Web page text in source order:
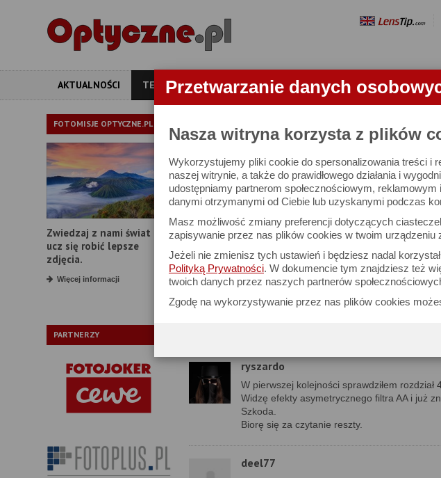
Przetwarzanie danych
Nasza witryna korzysta z plików
Wykorzystujemy pliki cookie do spersonalizowania treści i
naszej witrynie, a także do prawidłowego działania i
udostępniamy partnerom społecznościowym,
danymi otrzymanymi od Ciebie lub uzyskanymi podczas
Masz możliwość zmiany preferencji dotyczących
zapisywanie przez nas plików cookies w twoim
Jeżeli nie zmienisz tych ustawień i będziesz nadal
Polityką Prywatności. W dokumencie tym znajdziesz też
twoich danych przez naszych partnerów
Zgodę na wykorzystywanie przez nas plików cookies
AKTUALNOŚCI TESTY ARTYKUŁY APARATY OBIEKTYWY LORNETKI
FOTOMISJE OPTYCZNE.PL
Zwiedzaj z nami świat i
ucz się robić lepsze
zdjęcia.
Więcej informacji
PARTNERZY
TEST APARATU
Canon EOS R5 Mark II - test
31 marca 2025
KOMENTARZE CZYTELNIKÓW (73)
deel77
ryszardo
W pierwszej kolejności sprawdziłem rozdział
Widzę efekty asymetrycznego filtra AA i już
Szkoda.
Biorę się za czytanie reszty.
deel77